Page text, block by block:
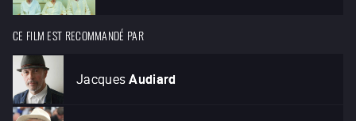
CE FILM EST RECOMMANDÉ PAR
Jacques Audiard